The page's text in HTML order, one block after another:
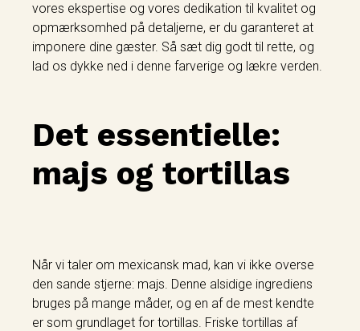
vores ekspertise og vores dedikation til kvalitet og
opmærksomhed på detaljerne, er du garanteret at
imponere dine gæster. Så sæt dig godt til rette, og
lad os dykke ned i denne farverige og lækre verden.
Det essentielle:
majs og tortillas
Når vi taler om mexicansk mad, kan vi ikke overse
den sande stjerne: majs. Denne alsidige ingrediens
bruges på mange måder, og en af de mest kendte
er som grundlaget for tortillas. Friske tortillas af